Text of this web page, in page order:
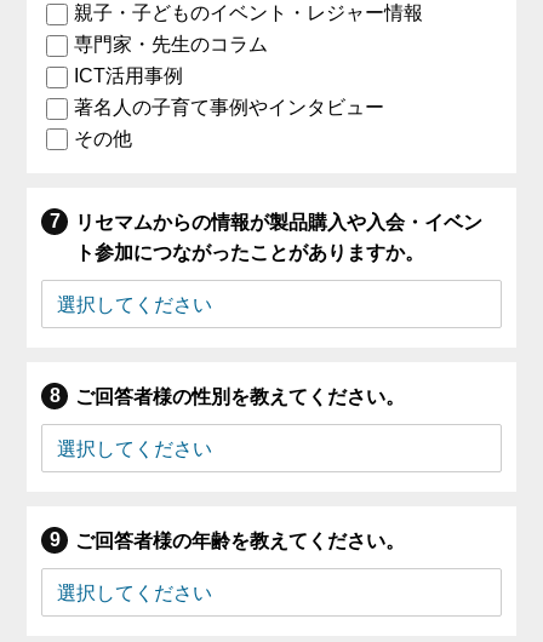
親子・子どものイベント・レジャー情報
専門家・先生のコラム
ICT活用事例
著名人の子育て事例やインタビュー
その他
リセマムからの情報が製品購入や入会・イベン
ト参加につながったことがありますか。
ご回答者様の性別を教えてください。
ご回答者様の年齢を教えてください。